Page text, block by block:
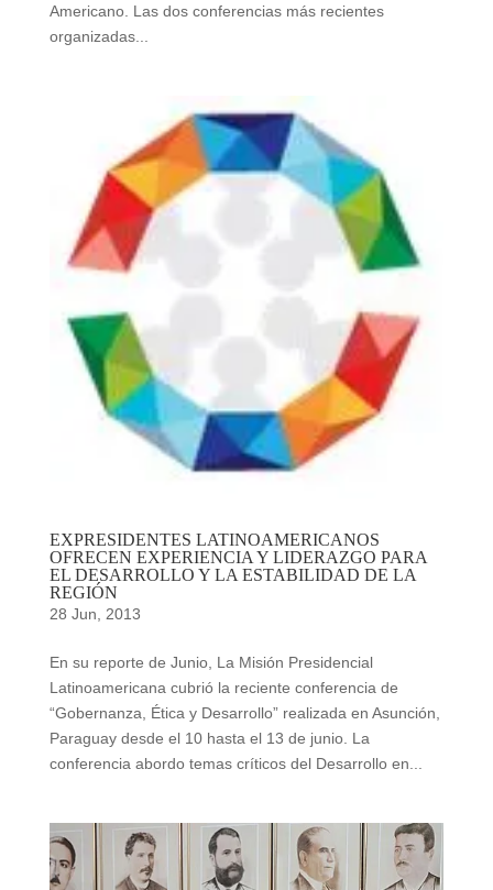
Americano. Las dos conferencias más recientes
organizadas...
EXPRESIDENTES LATINOAMERICANOS
OFRECEN EXPERIENCIA Y LIDERAZGO PARA
EL DESARROLLO Y LA ESTABILIDAD DE LA
REGIÓN
28 Jun, 2013
En su reporte de Junio, La Misión Presidencial
Latinoamericana cubrió la reciente conferencia de
“Gobernanza, Ética y Desarrollo” realizada en Asunción,
Paraguay desde el 10 hasta el 13 de junio. La
conferencia abordo temas críticos del Desarrollo en...